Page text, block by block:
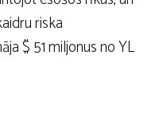
riska
$ 51 miljonus no YL